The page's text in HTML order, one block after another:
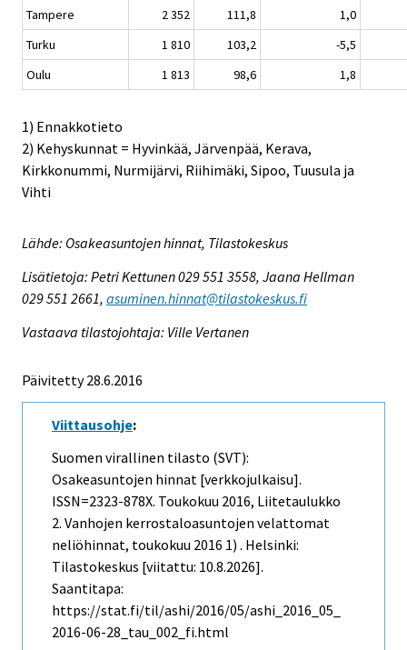
Tampere
2 352 111,8
1,0
Turku
1 810 103,2
-5,5
Oulu
1 813 98,6 1,8
1) Ennakkotieto
2) Kehyskunnat = Hyvinkää, Järvenpää, Kerava,
Kirkkonummi, Nurmijärvi, Riihimäki, Sipoo, Tuusula ja
Vihti
Lähde: Osakeasuntojen hinnat, Tilastokeskus
Lisätietoja: Petri Kettunen 029 551 3558, Jaana Hellman
029 551 2661, asuminen.hinnat@tilastokeskus.fi
Vastaava tilastojohtaja: Ville Vertanen
Päivitetty 28.6.2016
Viittausohje:
Suomen virallinen tilasto (SVT):
Osakeasuntojen hinnat [verkkojulkaisu].
ISSN=2323-878X. Toukokuu 2016, Liitetaulukko
2. Vanhojen kerrostaloasuntojen velattomat
neliöhinnat, toukokuu 2016 1) . Helsinki:
Tilastokeskus [viitattu: 10.8.2026].
Saantitapa:
https://stat.fi/til/ashi/2016/05/ashi_2016_05_
2016-06-28_tau_002_fi.html